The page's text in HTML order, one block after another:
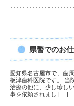
県警でのお
愛知県名古屋市で、歯
板津歯科医院です。 当
治療の他に、少し珍し
事を依頼されまし […]